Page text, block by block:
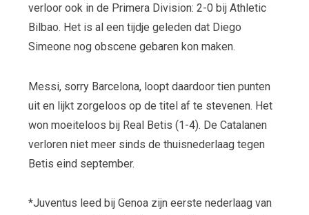
verloor ook in de Primera Division: 2-0 bij Athletic
Bilbao. Het is al een tijdje geleden dat Diego
Simeone nog obscene gebaren kon maken.
Messi, sorry Barcelona, loopt daardoor tien punten
uit en lijkt zorgeloos op de titel af te stevenen. Het
won moeiteloos bij Real Betis (1-4). De Catalanen
verloren niet meer sinds de thuisnederlaag tegen
Betis eind september.
*Juventus leed bij Genoa zijn eerste nederlaag van